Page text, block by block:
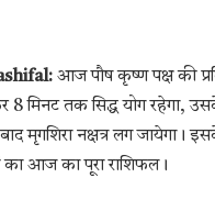
आज पौष कृष्ण पक्ष की
तक सिद्ध योग रहेगा,
मृगशिरा नक्षत्र लग
का आज का पूरा राशिफल।